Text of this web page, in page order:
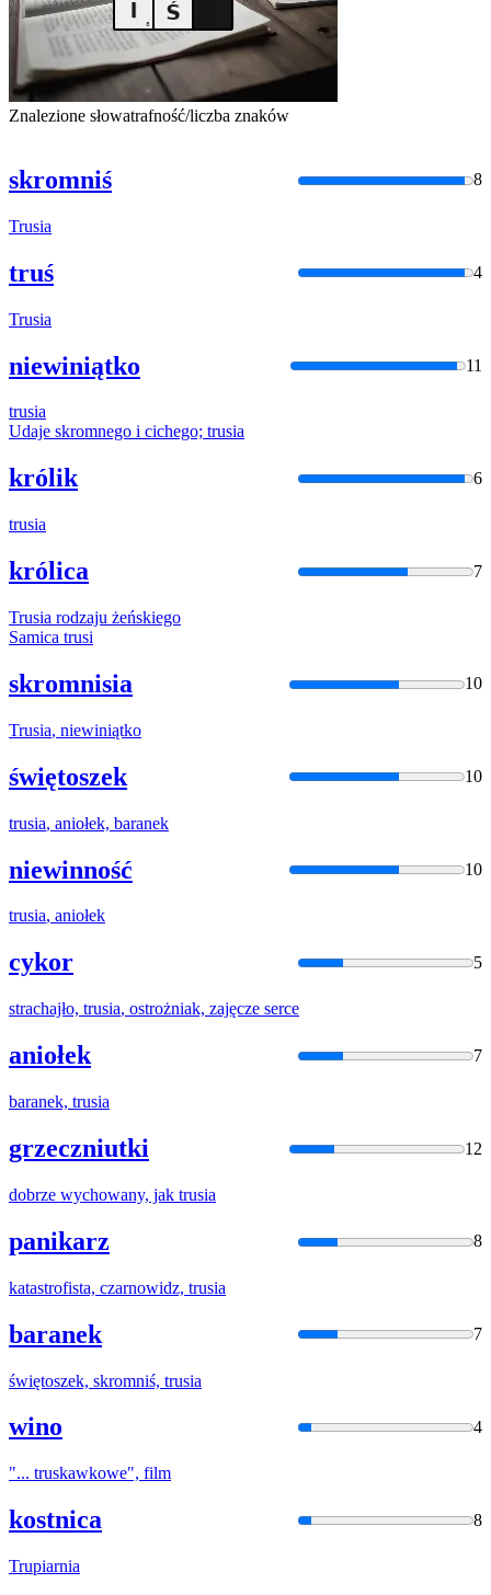
Znalezione słowatrafność/liczba znaków
skromniś 8
Trusia
truś 4
Trusia
niewiniątko 11
trusia
Udaje skromnego i cichego; trusia
królik 6
trusia
królica 7
Trusia rodzaju żeńskiego
Samica trusi
skromnisia 10
Trusia, niewiniątko
świętoszek 10
trusia, aniołek, baranek
niewinność 10
trusia, aniołek
cykor 5
strachajło, trusia, ostrożniak, zajęcze serce
aniołek 7
baranek, trusia
grzeczniutki 12
dobrze wychowany, jak trusia
panikarz 8
katastrofista, czarnowidz, trusia
baranek 7
świętoszek, skromniś, trusia
wino 4
"... truskawkowe", film
kostnica 8
Trupiarnia